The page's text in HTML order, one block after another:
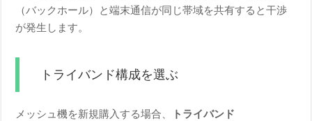
（バックホール）と端末通信が同じ帯域を共有すると干渉
が発生します。
トライバンド構成を選ぶ
メッシュ機を新規購入する場合、
トライバンド